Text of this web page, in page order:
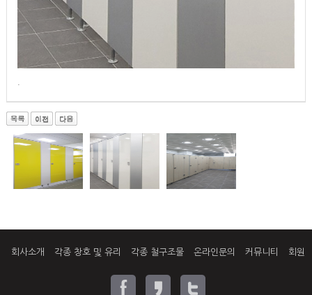
회사소개 각종 창호 및 유리 각종 철구조물 온라인문의 커뮤니티 회원